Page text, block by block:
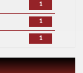
1
1
1